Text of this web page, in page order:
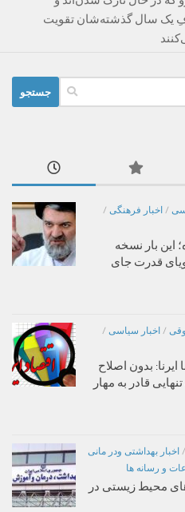
یک سال گذشته‌شان تقویت
/ اخبار فرهنگی /
این بار نسخه
قدرت جای
/ اخبار سیاسی /
بدون اصلاح
قادر به مهار
/ اخبار بهداشتی ودر مانی
و رسانه ها
محیط زیستی در